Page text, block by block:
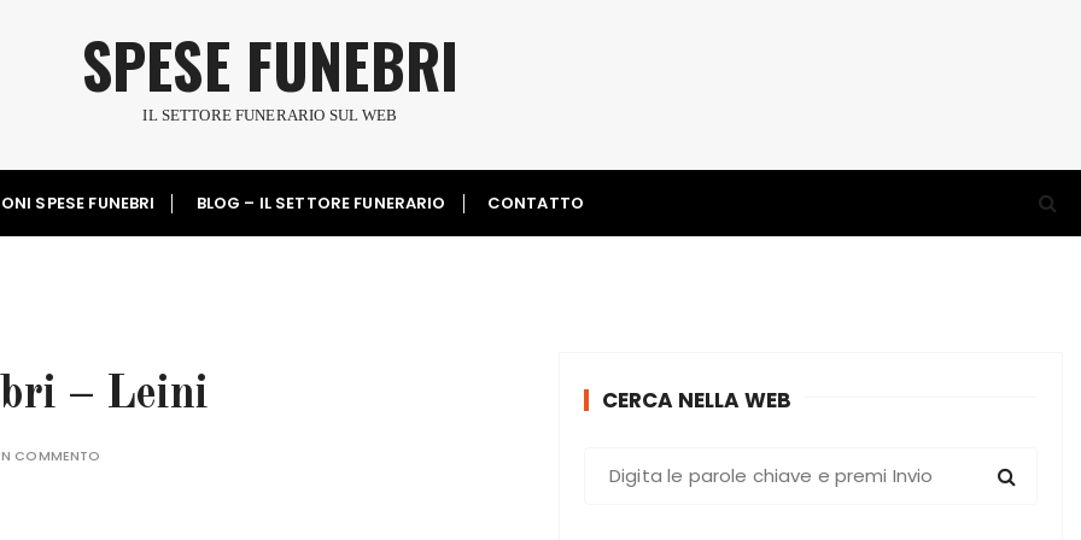
SPESE FUNEBRI
IL SETTORE FUNERARIO SUL WEB
SPESE FUNEBRI BLOG – IL SETTORE FUNERARIO CONTATTO
– Leini
COMMENTO
CERCA NELLA WEB